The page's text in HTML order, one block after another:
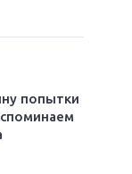
попытки